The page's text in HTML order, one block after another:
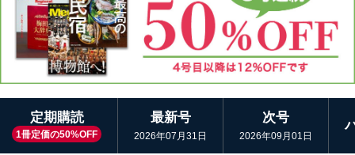
定期購読
1冊定価の50%OFF
最新号
2026年07月31日
次号
2026年09月01日